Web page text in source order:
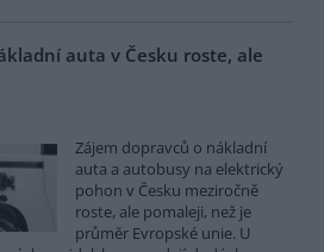
auta v Česku roste, ale
Zájem dopravců o nákladní
auta a autobusy na elektrický
pohon v Česku meziročně
roste, ale pomaleji, než je
průměr Evropské unie. U